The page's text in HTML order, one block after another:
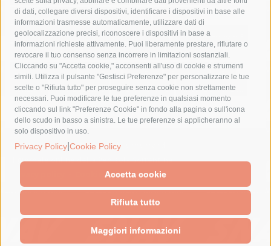
di dati, collegare diversi dispositivi, identificare i dispositivi in base alle
informazioni trasmesse automaticamente, utilizzare dati di
geolocalizzazione precisi, riconoscere i dispositivi in base a
informazioni richieste attivamente. Puoi liberamente prestare, rifiutare o
revocare il tuo consenso senza incorrere in limitazioni sostanziali.
Cliccando su "Accetta cookie," acconsenti all'uso di cookie e strumenti
simili. Utilizza il pulsante "Gestisci Preferenze" per personalizzare le tue
scelte o "Rifiuta tutto" per proseguire senza cookie non strettamente
necessari. Puoi modificare le tue preferenze in qualsiasi momento
cliccando sul link "Preferenze Cookie" in fondo alla pagina o sull'icona
dello scudo in basso a sinistra. Le tue preferenze si applicheranno al
solo dispositivo in uso.
Privacy Policy Cookie Policy
Accetta cookie
Rifiuta tutto
Maggiori informazioni
massimo coppola
Meta napoli
ordinanza
penisola sorrentina
piano di sorrento
polizia municipale
protezione civile
Regione Campania
sant'agnello
sindaco cuomo
sorrento studenti temporali
treni
turismo
Vico Equense villa fiorentino vincenzo de luca
© 2015 SorrentoPress. All rights reserved.
Il giornale online della Penisola Sorrentina
Cookie Policy